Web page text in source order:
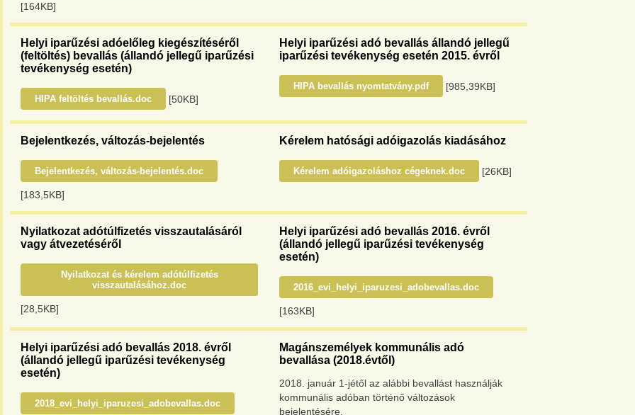
[164KB]
Helyi iparűzési adóelőleg kiegészítéséről
(feltöltés) bevallás (állandó jellegű iparűzési
tevékenység esetén)
HIPA feltöltés bevallás.doc [50KB]
Helyi iparűzési adó bevallás állandó jellegű
iparűzési tevékenység esetén 2015. évről
HIPA bevallás nyomtatvány.pdf [985,39KB]
Bejelentkezés, változás-bejelentés
Bejelentkezés, változás-bejelentés.doc
[183,5KB]
Kérelem hatósági adóigazolás kiadásához
Kérelem adóigazoláshoz cégeknek.doc [26KB]
Nyilatkozat adótúlfizetés visszautalásáról
vagy átvezetéséről
Nyilatkozat és kérelem adótúlfizetés
visszautalásához.doc
[28,5KB]
Helyi iparűzési adó bevallás 2016. évről
(állandó jellegű iparűzési tevékenység
esetén)
2016_evi_helyi_iparuzesi_adobevallas.doc
[163KB]
Helyi iparűzési adó bevallás 2018. évről
(állandó jellegű iparűzési tevékenység
esetén)
2018_evi_helyi_iparuzesi_adobevallas.doc
Magánszemélyek kommunális adó
bevallása (2018.évtől)
2018. január 1-jétől az alábbi bevallást használják
kommunális adóban történő változások
bejelentésére.